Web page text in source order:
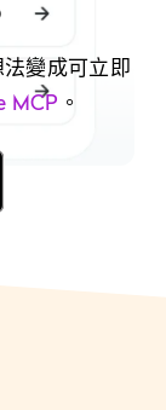
法變成可立即
MCP 。